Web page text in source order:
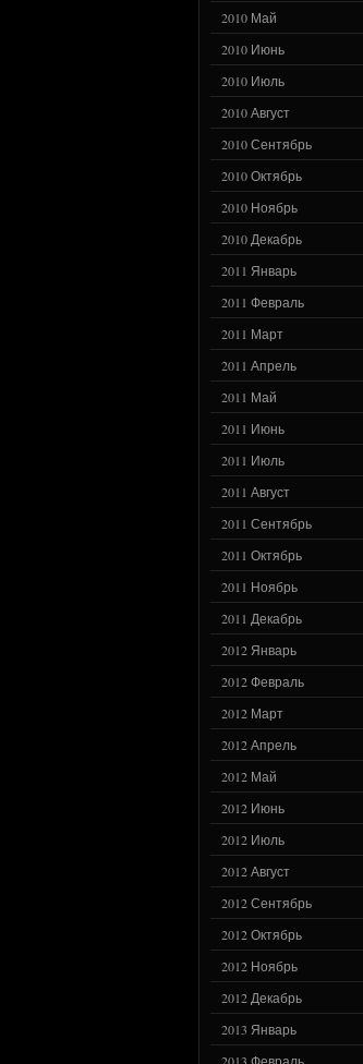
2010 Май
2010 Июнь
2010 Июль
2010 Август
2010 Сентябрь
2010 Октябрь
2010 Ноябрь
2010 Декабрь
2011 Январь
2011 Февраль
2011 Март
2011 Апрель
2011 Май
2011 Июнь
2011 Июль
2011 Август
2011 Сентябрь
2011 Октябрь
2011 Ноябрь
2011 Декабрь
2012 Январь
2012 Февраль
2012 Март
2012 Апрель
2012 Май
2012 Июнь
2012 Июль
2012 Август
2012 Сентябрь
2012 Октябрь
2012 Ноябрь
2012 Декабрь
2013 Январь